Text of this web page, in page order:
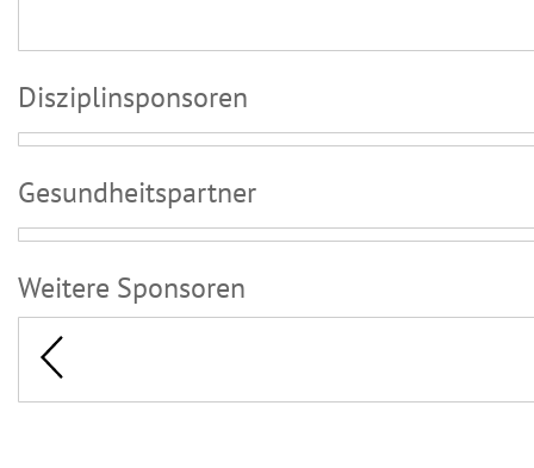
Disziplinsponsoren
Gesundheitspartner
Weitere Sponsoren